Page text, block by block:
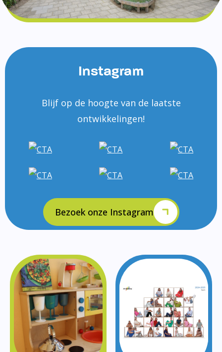
Instagram
Blijf op de hoogte van de laatste
ontwikkelingen!
Bezoek onze Instagram